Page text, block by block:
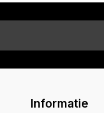
Informatie